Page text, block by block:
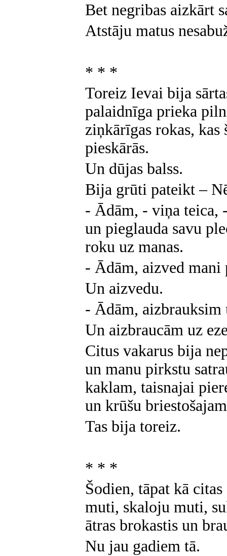
Bet negribas aizkārt
Atstāju matus
* * *
Toreiz Ievai bija
palaidnīga prieka
ziņkārīgas rokas, kas
pieskārās.
Un dūjas balss.
Bija grūti pateikt –
- Ādām, - viņa teica,
un pieglauda savu
roku uz manas.
- Ādām, aizved mani
Un aizvedu.
- Ādām, aizbrauksim
Un aizbraucām uz
Citus vakarus bija
un manu pirkstu
kaklam, taisnajai
un krūšu
Tas bija toreiz.
* * *
Šodien, tāpat kā
muti, skaloju muti,
ātras brokastis un
Nu jau gadiem tā.